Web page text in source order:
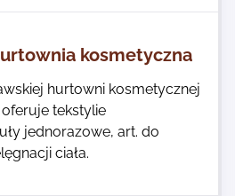
kosmetyczna
hurtowni kosmetycznej
tekstylie
jednorazowe, art. do
ciała.